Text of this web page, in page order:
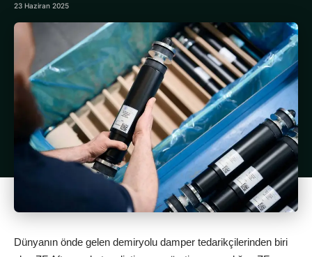
23 Haziran 2025
Dünyanın önde gelen demiryolu damper tedarikçilerinden biri